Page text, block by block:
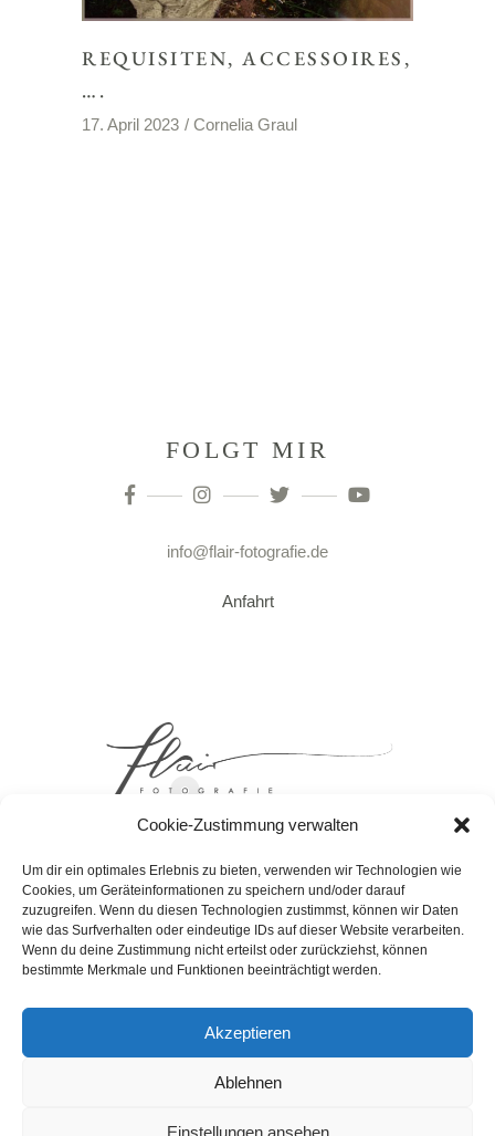
Cookie-Zustimmung verwalten
Um dir ein optimales Erlebnis zu bieten, verwenden wir Technologien wie
Cookies, um Geräteinformationen zu speichern und/oder darauf
zuzugreifen. Wenn du diesen Technologien zustimmst, können wir Daten
wie das Surfverhalten oder eindeutige IDs auf dieser Website verarbeiten.
Wenn du deine Zustimmung nicht erteilst oder zurückziehst, können
bestimmte Merkmale und Funktionen beeinträchtigt werden.
Akzeptieren
Ablehnen
Einstellungen ansehen
REQUISITEN, ACCESSOIRES,
….
17. April 2023 Cornelia Graul
FOLGT MIR
info@flair-fotografie.de
Anfahrt
DATENSCHUTZERKLAERUNG
COOKIE-RICHTLINIE (EU)
IMPRESSUM
AGB